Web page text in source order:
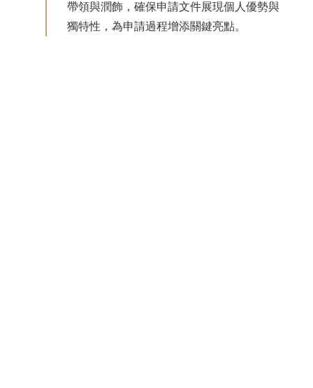
帶領與潤飾，確保申請文件展現個人優勢與
獨特性，為申請過程增添關鍵亮點。